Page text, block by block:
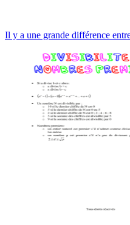
Il y a une grande différence